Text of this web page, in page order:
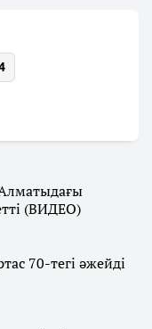
(ВИДЕО)
70-тегі әжейді